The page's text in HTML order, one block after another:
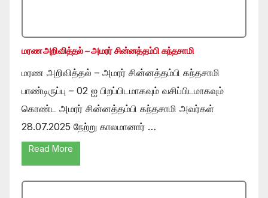
மரண அறிவித்தல் – அமரர் சின்னத்தம்பி கந்தசாமி
மரண அறிவித்தல் – அமரர் சின்னத்தம்பி கந்தசாமி
பாண்டிருப்பு – 02 ஐ பிறப்பிடமாகவும் வசிப்பிடமாகவும்
கொண்ட அமரர் சின்னத்தம்பி கந்தசாமி அவர்கள்
28.07.2025 நேற்று காலமானார் …
Read More